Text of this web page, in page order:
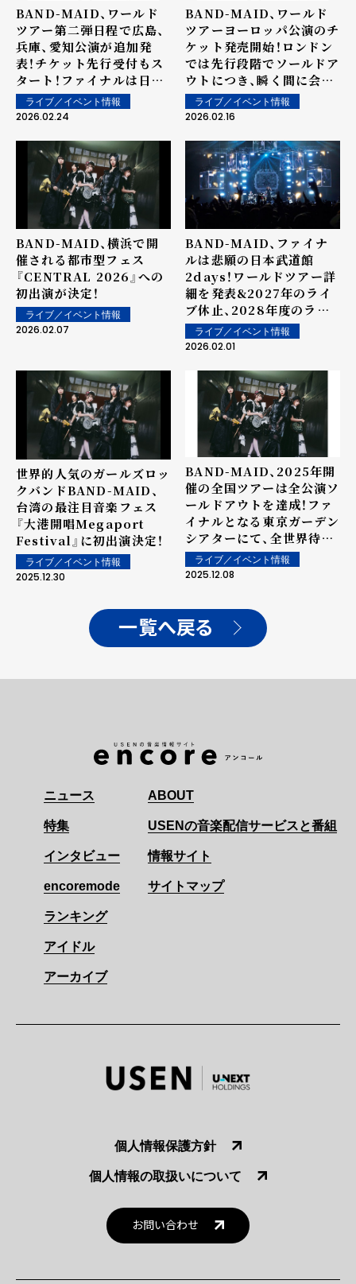
BAND-MAID、ワールド
ツアー第二弾日程で広島、
兵庫、愛知公演が追加発
表！チケット先行受付もス
タート！ファイナルは日本
武道館2days！
ライブ／イベント情報
2026.02.24
BAND-MAID、ワールド
ツアーヨーロッパ公演のチ
ケット発売開始！ロンドン
では先行段階でソールドア
ウトにつき、瞬く間に会場
のアップグレードが決定！
ライブ／イベント情報
2026.02.16
BAND-MAID、横浜で開
催される都市型フェス
『CENTRAL 2026』への
初出演が決定！
ライブ／イベント情報
2026.02.07
BAND-MAID、ファイナ
ルは悲願の日本武道館
2days！ワールドツアー詳
細を発表&2027年のライ
ブ休止、2028年度のライ
ブ再開もアナウンス（コメ
ントあり）
ライブ／イベント情報
2026.02.01
世界的人気のガールズロッ
クバンドBAND-MAID、
台湾の最注目音楽フェス
『大港開唱Megaport
Festival』に初出演決定！
ライブ／イベント情報
2025.12.30
BAND-MAID、2025年開
催の全国ツアーは全公演ソ
ールドアウトを達成！ファ
イナルとなる東京ガーデン
シアターにて、全世界待望
のワールドツアー
『BAND-MAID WORLD
ライブ／イベント情報
2025.12.08
一覧へ戻る
ニュース
特集
インタビュー
encoremode
ランキング
アイドル
アーカイブ
ABOUT
USENの音楽配信サービスと番組
情報サイト
サイトマップ
個人情報保護方針
個人情報の取扱いについて
お問い合わせ